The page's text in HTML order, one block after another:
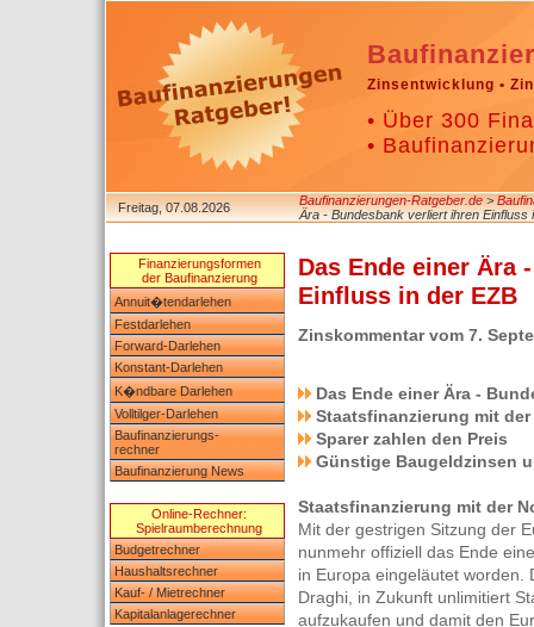
Zinsentwicklung •
• Über 300
•
Freitag, 07.08.2026 Baufinanzierungen-Ratgeber.de>
Ära - Bundesbank verliert ihren Einfluss
Finanzierungsformen
der Baufinanzierung
Annuit�tendarlehen
Festdarlehen
Forward-Darlehen
Konstant-Darlehen
K�ndbare Darlehen
Volltilger-Darlehen
Baufinanzierungs-
rechner
Baufinanzierung News
Online-Rechner:
Spielraumberechnung
Budgetrechner
Haushaltsrechner
Kauf- / Mietrechner
Kapitalanlagerechner
Das Ende einer Ära
Einfluss in der EZB
Zinskommentar vom 7.
Das Ende einer Ära -
Staatsfinanzierung mit
Sparer zahlen den Preis
Günstige Baugeldzinsen
Staatsfinanzierung mit der
Mit der gestrigen Sitzung der
nunmehr offiziell das Ende
in Europa eingeläutet worden.
Draghi, in Zukunft unlimitiert
aufzukaufen und damit den